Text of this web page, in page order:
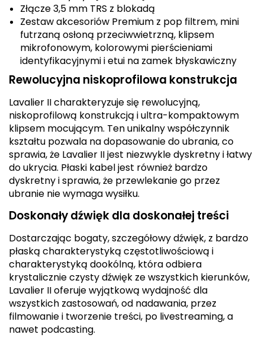
Złącze 3,5 mm TRS z blokadą
Zestaw akcesoriów Premium z pop filtrem, mini
futrzaną osłoną przeciwwietrzną, klipsem
mikrofonowym, kolorowymi pierścieniami
identyfikacyjnymi i etui na zamek błyskawiczny
Rewolucyjna niskoprofilowa konstrukcja
Lavalier II charakteryzuje się rewolucyjną,
niskoprofilową konstrukcją i ultra-kompaktowym
klipsem mocującym. Ten unikalny współczynnik
kształtu pozwala na dopasowanie do ubrania, co
sprawia, że Lavalier II jest niezwykle dyskretny i łatwy
do ukrycia. Płaski kabel jest również bardzo
dyskretny i sprawia, że przewlekanie go przez
ubranie nie wymaga wysiłku.
Doskonały dźwięk dla doskonałej treści
Dostarczając bogaty, szczegółowy dźwięk, z bardzo
płaską charakterystyką częstotliwościową i
charakterystyką dookólną, która odbiera
krystalicznie czysty dźwięk ze wszystkich kierunków,
Lavalier II oferuje wyjątkową wydajność dla
wszystkich zastosowań, od nadawania, przez
filmowanie i tworzenie treści, po livestreaming, a
nawet podcasting.